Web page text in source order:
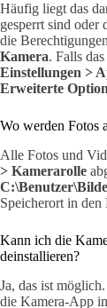
Häufig liegt das
gesperrt sind oder
die
Kamera. Falls
Einstellungen >
Erweiterte
Wo werden Fotos
Alle Fotos und
> Kamerarolle
Speicherort in
Kann ich die
deinstallieren?
Ja, das ist
die Kamera-App